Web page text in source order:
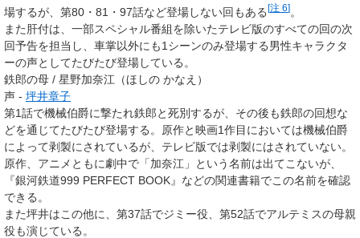
場するが、第80・81・97話など登場しない回もある [注 6] 。
また肝付は、一部スペシャル番組を除いたテレビ版のすべての回の次
回予告を担当し、車掌以外にも1シーンのみ登場する男性キャラクタ
ーの声としてたびたび登場している。
鉄郎の母 / 星野加奈江（ほしの かなえ）
声 - 坪井章子
第1話で機械伯爵に撃たれ鉄郎と死別するが、その後も鉄郎の回想な
どを通じてたびたび登場する。原作と映画1作目においては機械伯爵
によって剥製にされているが、テレビ版では剥製にはされていない。
原作、アニメともに劇中で「加奈江」という名前は出てこないが、
『銀河鉄道999 PERFECT BOOK』などの関連書籍でこの名前を確認
できる。
また坪井はこの他に、第37話でジミー役、第52話でアルテミスの母親
役も演じている。